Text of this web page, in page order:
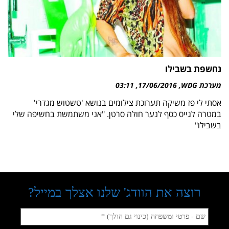
נחשפת בשבילו
מערכת WDG 17/06/2016
03:11
אסתי לי פז משיקה תערוכת צילומים בנושא 'טשטוש מגדרי'
במטרה לגייס כסף לנער חולה סרטן. "אני משתמשת בחשיפה שלי
בשבילו"